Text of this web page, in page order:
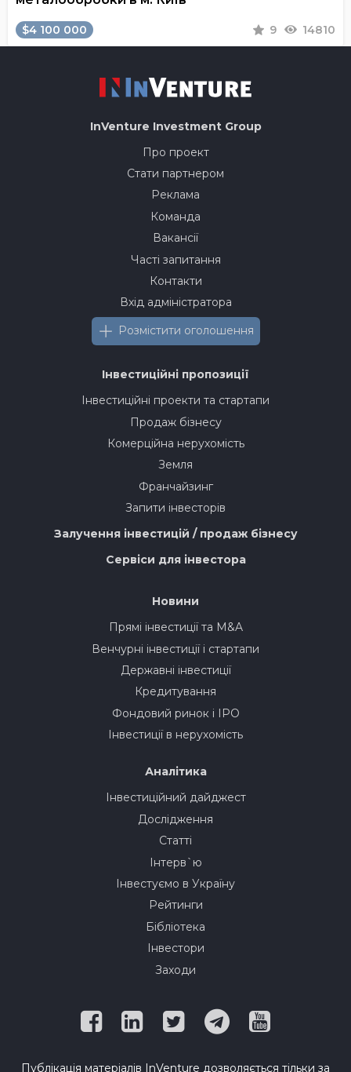
$4 100 000 9 14810
InVenture Investment Group
Про проект
Стати партнером
Реклама
Команда
Вакансії
Часті запитання
Контакти
Вхід адміністратора
Розмістити оголошення
Інвестиційні пропозиції
Інвестиційні проекти та стартапи
Продаж бізнесу
Комерційна нерухомість
Земля
Франчайзинг
Запити інвесторів
Залучення інвестицій / продаж бізнесу
Сервіси для інвестора
Новини
Прямі інвестиції та M&A
Венчурні інвестиції і стартапи
Державні інвестиції
Кредитування
Фондовий ринок і IPO
Інвестиції в нерухомість
Аналітика
Інвестиційний дайджест
Дослідження
Статті
Інтерв`ю
Інвестуємо в Україну
Рейтинги
Бібліотека
Інвестори
Заходи
Публікація матеріалів InVenture дозволяється тільки за